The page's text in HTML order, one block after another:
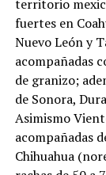
territorio
fuertes en
Nuevo León y
acompañadas
de granizo;
de Sonora,
Asimismo
acompañadas
Chihuahua